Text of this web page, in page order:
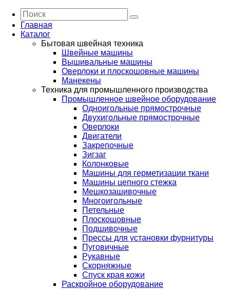
Главная
Каталог
Бытовая швейная техника
Швейные машины
Вышивальные машины
Оверлоки и плоскошовные машины
Манекены
Техника для промышленного производства
Промышленное швейное оборудование
Одноигольные прямострочные
Двухигольные прямострочные
Оверлоки
Двигатели
Закрепочные
Зигзаг
Колонковые
Машины для герметизации ткани
Машины цепного стежка
Мешкозашивочные
Многоигольные
Петельные
Плоскошовные
Подшивочные
Прессы для установки фурнитуры
Пуговичные
Рукавные
Скорняжные
Спуск края кожи
Раскройное оборудование